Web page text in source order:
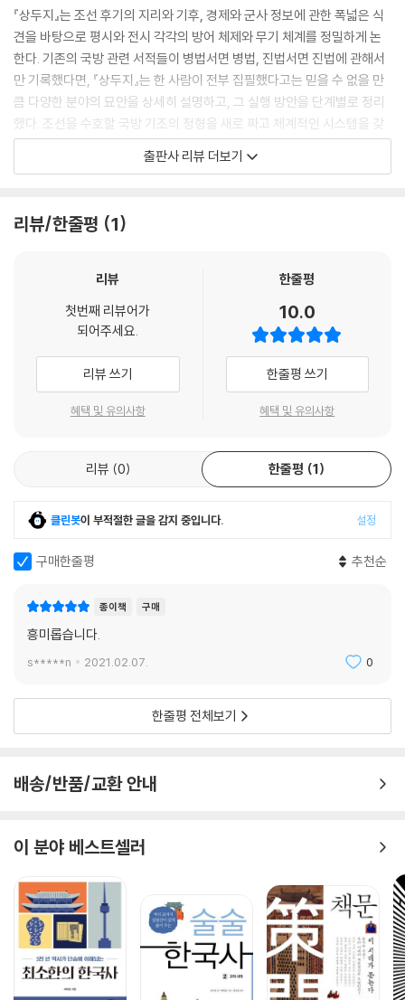
『상두지』는 조선 후기의 지리와 기후, 경제와 군사 정보에 관한 폭넓은 식
견을 바탕으로 평시와 전시 각각의 방어 체제와 무기 체계를 정밀하게 논
한다. 기존의 국방 관련 서적들이 병법서면 병법, 진법서면 진법에 관해서
만 기록했다면, 『상두지』는 한 사람이 전부 집필했다고는 믿을 수 없을 만
큼 다양한 분야의 묘안을 상세히 설명하고, 그 실행 방안을 단계별로 정리
했다. 조선을 수호할 국방 기조의 정형을 새로 짜고 체계적인 시스템을 갖
추고자 한 것이다.
주장에 그치지 않는다. 역대 중국의 둔전 제도를 살피고, 조선에서 둔전을
책, 산간 지대의 수리 시설 설치 방안, 둔졸의 모집 대상과 운용비 마련 및
는 수준의 자세한 방책을 제안함으로써 실제로[實] 쓸모있는[用] ‘실
용’의 미덕을 오롯이 실현했다.
이러한 방식으로 『상두지』는 군사 요충지에 무슨 성(城)을 어떻게 지어야
하는지, 이 성을 지키기 위해 어떤 전술로 병사들을 다루어야 하는지, 각각
조립 안내서처럼 차례차례 설명한다. 마지막에는 변방의 이민족이나 농민
군과의 공성전에 시도되었던 각종 전법, 그리고 무기 생산을 위한 제철과
제련에 관한 내용까지 종합했다. 이런 점에서 『상두지』는 전근대 시기 국
방 시스템의 총체적 혁신안을 내보인 희소한 저작으로, 그 자료적 가치가
5척 너비의 얇은 널빤지를 성터 위에 가로질러 놓는데, 한쪽은 성 두께의
빤지 사이에 흙을 채워 쌓는다. 하지만 바닥에 쌓는 널빤지를 많이 가져와
즐비하게 잇대놓고 뭇사람이 힘을 모아 함께 만드는데, 일제히 소리를 맞
줄여서는 안 되고, 치첩 안쪽은 줄을 이루는 것이 좋다. 『통전(通典)』의 방
법에 위쪽 너비를 아래쪽의 절반으로 줄이라 한 것은 내 생각에 반드시 그
‘국제적인 차(茶) 무역으로 재원을 마련한다’
『상두지』는 조선의 안보 현실을 고려한 정책 방향 설정과 자신의 국방 구
상안을 실현할 재원 마련 방법과 같은 거시적 담론도 과감히 제기한다. 조
선 초기, 기병전 중심으로 짜였던 군제와 전술은 임진왜란 당시 왜군의 조
총 앞에 무력화되며 보병 중심 운용으로 대폭 수정되었다. 하지만 명나라
군대가 후금에 대패하고, 조선 역시 정묘·병자호란을 겪으며 북방의 기마
병이 주적으로 자리하면서 기병 전술의 중요성이 다시 강조되었다. 이덕리
는 이처럼 국방 전략의 변수로 작용하는 상황 변화를 면밀히 읽어내 각종
출판사 리뷰 더보기
리뷰/한줄평 1
리뷰
첫번째 리뷰어가
되어주세요.
리뷰 쓰기
혜택 및 유의사항
한줄평
10.0
한줄평 쓰기
혜택 및 유의사항
리뷰 0 한줄평 1
클린봇이 부적절한 글을 감지 중입니다. 설정
구매한줄평 추천순
종이책 구매
흥미롭습니다.
s*****n 2021.02.07. 0
한줄평 전체보기
배송/반품/교환 안내
이 분야 베스트셀러